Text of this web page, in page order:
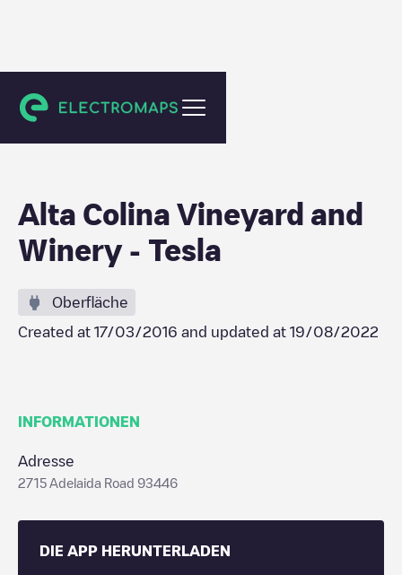
Paso Robles
Alta Colina Vineyard and
Winery - Tesla
Oberfläche
Created at 17/03/2016 and updated at 19/08/2022
INFORMATIONEN
Adresse
2715 Adelaida Road 93446
DIE APP HERUNTERLADEN